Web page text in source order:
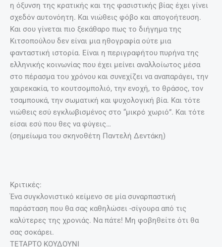
η όξυνση της κρατικής και της φασιστικής βίας έχει γίνει
σχεδόν αυτονόητη. Και νιώθεις φόβο και απογοήτευση.
Και σου γίνεται πιο ξεκάθαρο πως το διήγημα της
Κιτσοπούλου δεν είναι μια ηθογραφία ούτε μια
φανταστική ιστορία. Είναι η περιγραφήτου πυρήνα της
ελληνικής κοινωνίας που έχει μείνει αναλλοίωτος μέσα
στο πέρασμα του χρόνου και συνεχίζει να αναπαράγει, την
χαιρεκακία, το κουτσομπολιό, την ενοχή, το θράσος, τον
τσαμπουκά, την σωματική και ψυχολογική βία. Και τότε
νιώθεις εσύ εγκλωβισμένος στο “μικρό χωριό”. Και τότε
είσαι εσύ που θες να φύγεις…
(σημείωμα του σκηνοθέτη Παντελή Δεντάκη)
Κριτικές:
Ένα συγκλονιστικό κείμενο σε μία συναρπαστική
παράσταση που θα σας καθηλώσει -σίγουρα από τις
καλύτερες της χρονιάς. Να πάτε! Μη φοβηθείτε ότι θα
σας σοκάρει.
ΤΕΤΑΡΤΟ ΚΟΥΔΟΥΝΙ